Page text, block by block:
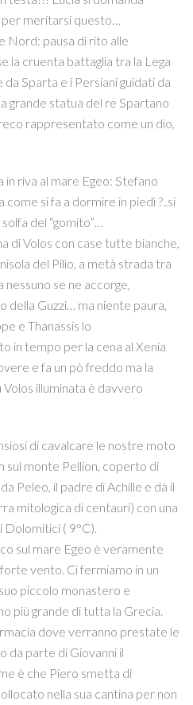
meritarsi questo…
Nord: pausa di rito alle
la cruenta battaglia tra la Lega
Sparta e i Persiani guidati da
grande statua del re Spartano
rappresentato come un dio,
in riva al mare Egeo: Stefano
si fa a dormire in piedì ?..si
del “gomito”…
di Volos con case tutte bianche,
del Pilio, a metà strada tra
se ne accorge,
Guzzi… ma niente paura,
e Thanassis lo
in tempo per la cena al Xenia
e fa un pò freddo ma la
illuminata è davvero
di cavalcare le nostre moto
sul monte Pellion, coperto di
Peleo, il padre di Achille e dà il
mitologica di centauri) con una
( 9°C).
sul mare Egeo è veramente
vento. Ci fermiamo in un
piccolo monastero e
più grande di tutta la Grecia.
dove verranno prestate le
da parte di Giovanni il
è che Piero smetta di
nella sua cantina per non